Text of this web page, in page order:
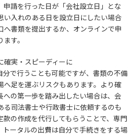
請を行った日が「会社設立日」とな
い入れのある日を設立日にしたい場合
へ書類を提出するか、オンラインで申
す。
確実・スピーディーに
分で行うことも可能ですが、書類の不備
へ足を運ぶリスクもあります。より確
への第一歩を踏み出したい場合は、会
司法書士や行政書士に依頼するのも
款の作成を代行してもらうことで、専門
トータルの出費は自分で手続きをする場